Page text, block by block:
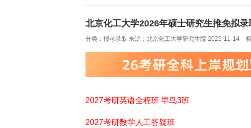
北京化工大学2026年硕士研究生推免拟录
分类：报考录取 来源：北京化工大学研究生院 2025-11-14 相
2027考研英语全程班 早鸟3班
2027考研数学人工答疑班